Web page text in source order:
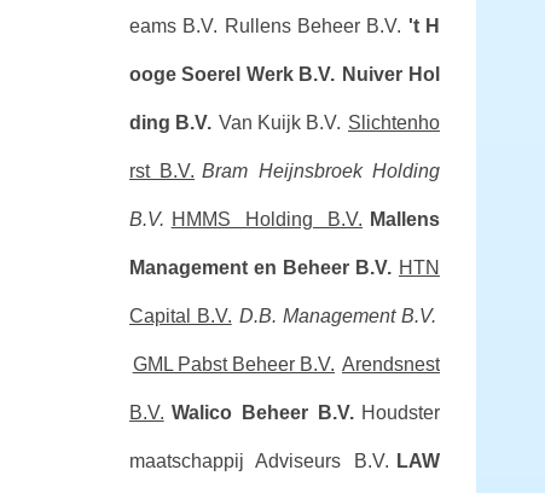
eams B.V. Rullens Beheer B.V. 't H
ooge Soerel Werk B.V. Nuiver Hol
ding B.V. Van Kuijk B.V. Slichtenho
rst B.V. Bram Heijnsbroek Holding
B.V. HMMS Holding B.V. Mallens
Management en Beheer B.V. HTN
Capital B.V. D.B. Management B.V.
GML Pabst Beheer B.V. Arendsnest
B.V. Walico Beheer B.V. Houdster
maatschappij Adviseurs B.V. LAW